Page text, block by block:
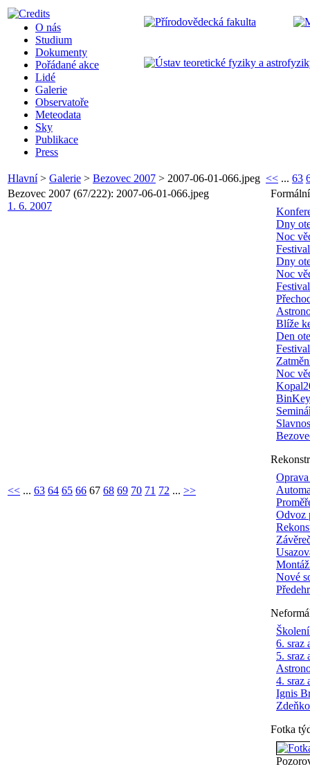
O nás
Studium
Dokumenty
Pořádané akce
Lidé
Galerie
Observatoře
Meteodata
Sky
Publikace
Press
Hlavní> Galerie > Bezovec 2007 > 2007-06-01-066.jpeg << ... 63
Dny
Noc
Dny
Noc
Blíže
Den
Noc
BinKey
Odvoz
Nové
6. sraz
5. sraz
4. sraz
Ignis
Fotka
Bezovec 2007 (67/222): 2007-06-01-066.jpeg
1. 6. 2007
<< ... 63 64 65 66 67 68 69 70 71 72 ... >>